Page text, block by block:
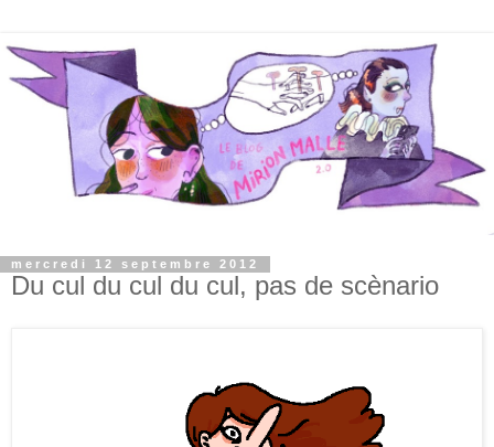
mercredi 12 septembre 2012
Du cul du cul du cul, pas de scènario